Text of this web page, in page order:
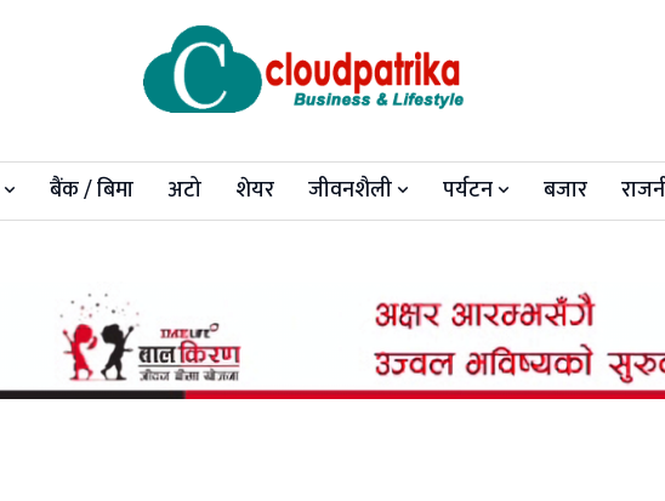
बैंक / बिमा अटो शेयर जीवनशैली पर्यटन बजार